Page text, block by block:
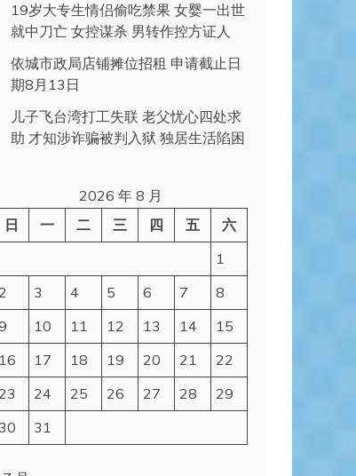
19岁大专生情侣偷吃禁果 女婴一出世
就中刀亡 女控谋杀 男转作控方证人
依城市政局店铺摊位招租 申请截止日
期8月13日
儿子飞台湾打工失联 老父忧心四处求
助 才知涉诈骗被判入狱 独居生活陷困
2026 年 8 月
日
一 二 三 四 五
六
1
2
3 4 5 6 7
8
10 11 12 13 14
15
16
17 18 19 20 21
22
23
24 25 26 27 28
29
30
31